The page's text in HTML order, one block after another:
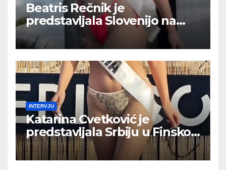
Beatris Rečnik je
predstavljala Slovenijo na
Finskem na tekmovanju MISS
FACE INTERNATIONAL 2026
INTERVJU
Katarina Cvetković je
predstavljala Srbiju u Finskoj
na takmičenju MISS FACE
INTERNATIONAL 2026